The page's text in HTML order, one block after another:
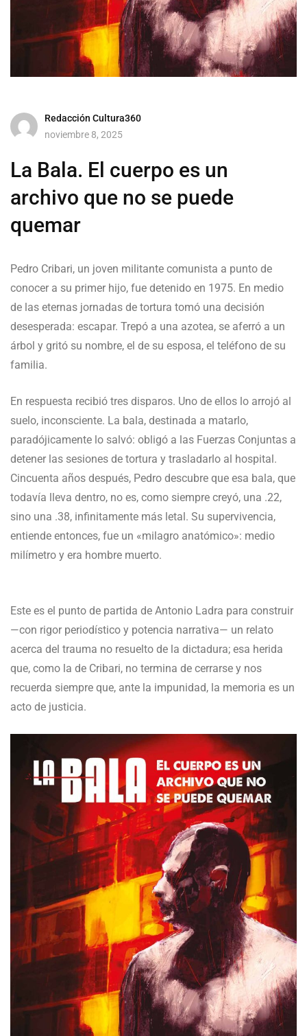
Redacción Cultura360
noviembre 8, 2025
La Bala. El cuerpo es un
archivo que no se puede
quemar
Pedro Cribari, un joven militante comunista a punto de
conocer a su primer hijo, fue detenido en 1975. En medio
de las eternas jornadas de tortura tomó una decisión
desesperada: escapar. Trepó a una azotea, se aferró a un
árbol y gritó su nombre, el de su esposa, el teléfono de su
familia.
En respuesta recibió tres disparos. Uno de ellos lo arrojó al
suelo, inconsciente. La bala, destinada a matarlo,
paradójicamente lo salvó: obligó a las Fuerzas Conjuntas a
detener las sesiones de tortura y trasladarlo al hospital.
Cincuenta años después, Pedro descubre que esa bala, que
todavía lleva dentro, no es, como siempre creyó, una .22,
sino una .38, infinitamente más letal. Su supervivencia,
entiende entonces, fue un «milagro anatómico»: medio
milímetro y era hombre muerto.
Este es el punto de partida de Antonio Ladra para construir
—con rigor periodístico y potencia narrativa— un relato
acerca del trauma no resuelto de la dictadura; esa herida
que, como la de Cribari, no termina de cerrarse y nos
recuerda siempre que, ante la impunidad, la memoria es un
acto de justicia.